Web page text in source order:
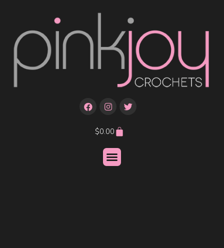
$0.00